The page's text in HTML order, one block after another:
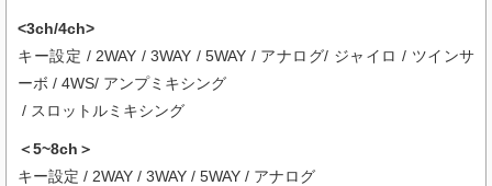
<3ch/4ch>
キー設定 / 2WAY / 3WAY / 5WAY / アナログ/ ジャイロ / ツインサ
ーボ / 4WS/ アンプミキシング
/ スロットルミキシング
＜5~8ch＞
キー設定 / 2WAY / 3WAY / 5WAY / アナログ